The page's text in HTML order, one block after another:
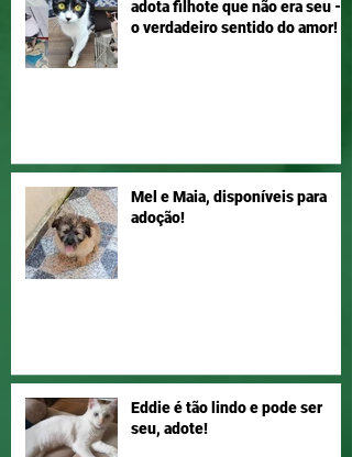
adota filhote que não era seu –
o verdadeiro sentido do amor!
Mel e Maia, disponíveis para
adoção!
Eddie é tão lindo e pode ser
seu, adote!